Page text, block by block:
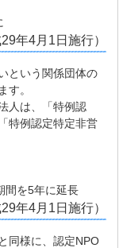
29年4月1日施行）
という関係団体の
す。
人は、「特例認
特例認定特定非営
間を5年に延長
29年4月1日施行）
同様に、認定NPO